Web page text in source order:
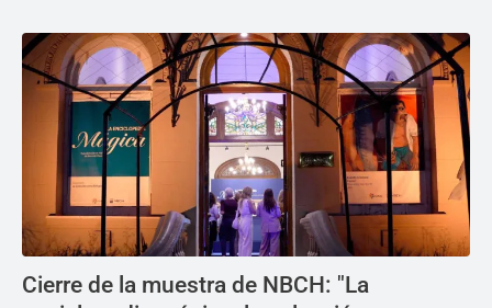
Cierre de la muestra de NBCH: "La